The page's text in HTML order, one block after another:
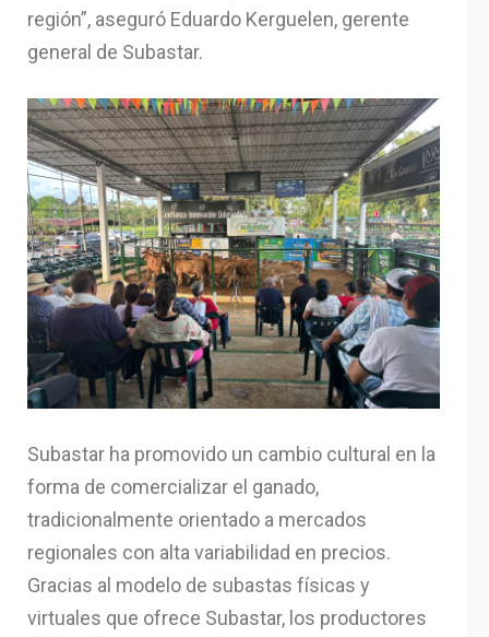
región”, aseguró Eduardo Kerguelen, gerente
general de Subastar.
Subastar ha promovido un cambio cultural en la
forma de comercializar el ganado,
tradicionalmente orientado a mercados
regionales con alta variabilidad en precios.
Gracias al modelo de subastas físicas y
virtuales que ofrece Subastar, los productores